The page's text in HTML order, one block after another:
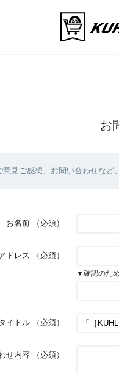
お
見ご感想、お問い合わせなど
お名前 （必須）
ドレス （必須）
▼確認のた
イトル （必須）
せ内容 （必須）